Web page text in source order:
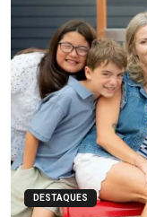
DESTAQUES